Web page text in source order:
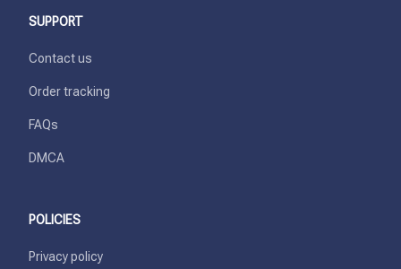
SUPPORT
Contact us
Order tracking
FAQs
DMCA
POLICIES
Privacy policy